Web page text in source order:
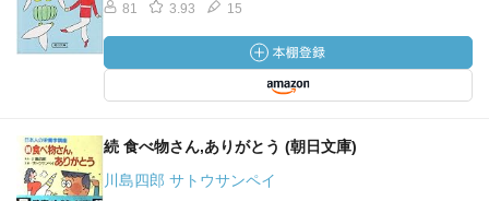
81 3.93 15
続 食べ物さん,ありがとう (朝日文庫)
川島四郎 サトウサンペイ